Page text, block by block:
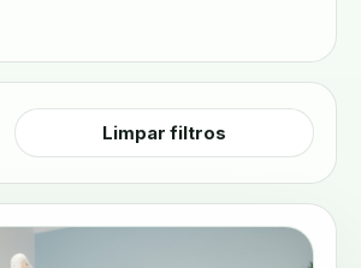
Limpar filtros